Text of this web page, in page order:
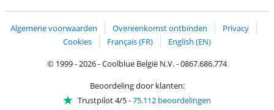
Algemene voorwaarden Overeenkomst ontbinden
Privacy
Cookies
Français (FR)
English (EN)
© 1999 - 2026 - Coolblue België N.V. - 0867.686.774
Beoordeling door klanten:
Trustpilot 4/5-75.112 beoordelingen